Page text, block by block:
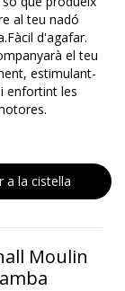
al teu nadó
d'agafar.
el teu
estimulant-
enfortint les
a la cistella
Moulin